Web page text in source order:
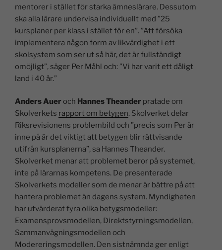
mentorer i stället för starka ämneslärare. Dessutom
ska alla lärare undervisa individuellt med ”25
kursplaner per klass i stället för en”. ”Att försöka
implementera någon form av likvärdighet i ett
skolsystem som ser ut så här, det är fullständigt
omöjligt”, säger Per Måhl och: ”Vi har varit ett dåligt
land i 40 år.”
Anders Auer och Hannes Theander pratade om
Skolverkets rapport om betygen. Skolverket delar
Riksrevisionens problembild och ”precis som Per är
inne på är det viktigt att betygen blir rättvisande
utifrån kursplanerna”, sa Hannes Theander.
Skolverket menar att problemet beror på systemet,
inte på lärarnas kompetens. De presenterade
Skolverkets modeller som de menar är bättre på att
hantera problemet än dagens system. Myndigheten
har utvärderat fyra olika betygsmodeller:
Examensprovsmodellen, Direktstyrningsmodellen,
Sammanvägningsmodellen och
Modereringsmodellen. Den sistnämnda ger enligt